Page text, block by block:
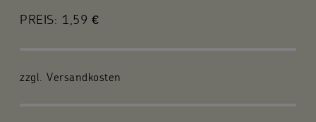
PREIS: 1,59 €
zzgl. Versandkosten